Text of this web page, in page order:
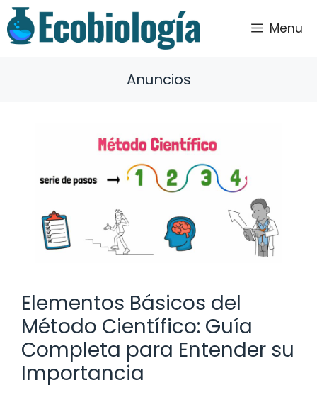
Saltar
al
contenido
Menu
Anuncios
Elementos Básicos del
Método Científico: Guía
Completa para Entender su
Importancia